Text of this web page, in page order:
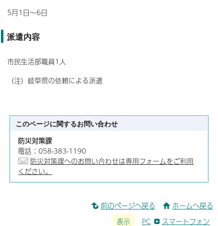
5月1日～6日
派遣内容
市民生活部職員1人
（注）岐阜県の依頼による派遣
このページに関するお問い合わせ
防災対策課
電話：058-383-1190
防災対策課へのお問い合わせは専用フォームをご利用
ください。
前のページへ戻る ホームへ戻る
表示 PC スマートフォン